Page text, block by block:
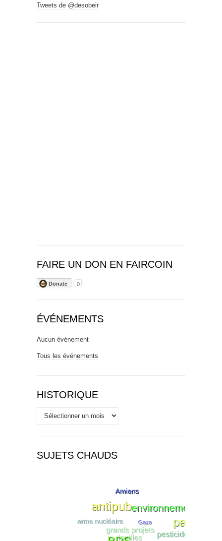
Tweets de @desobeir
FAIRE UN DON EN FAIRCOIN
Donate 0
ÉVÉNEMENTS
Aucun événement
Tous les événements
HISTORIQUE
Historique
SUJETS CHAUDS